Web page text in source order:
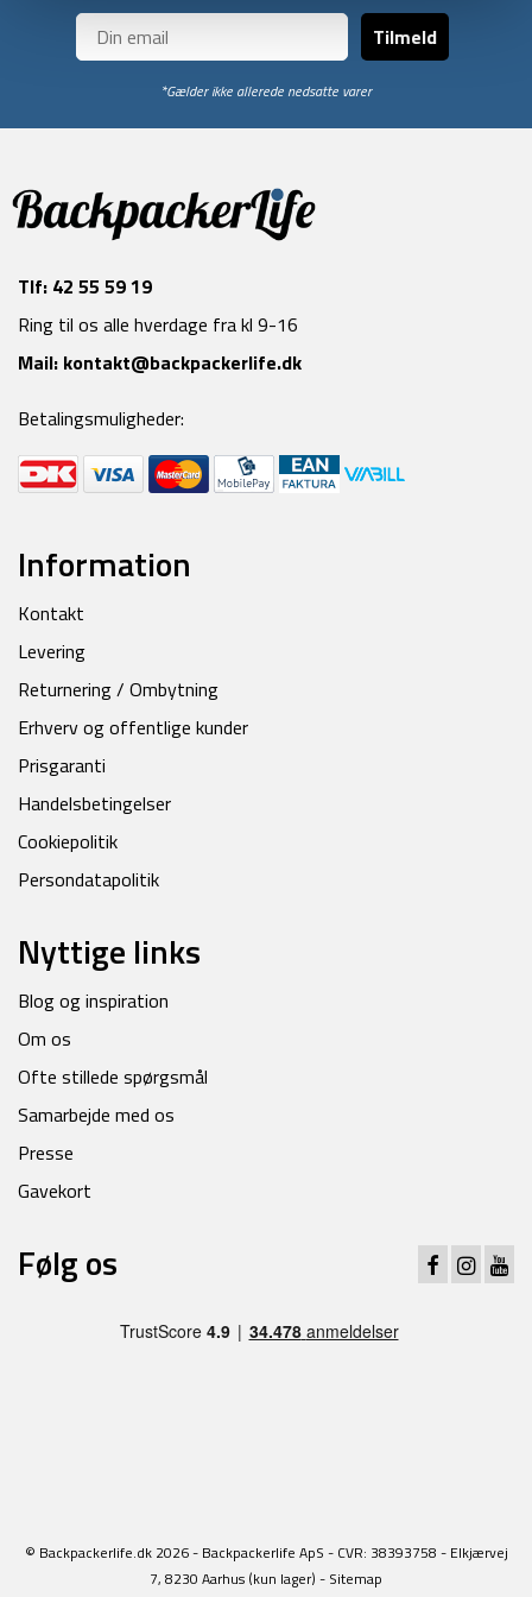
Tilmeld
*Gælder ikke allerede nedsatte varer
Tlf: 42 55 59 19
Ring til os alle hverdage fra kl 9-16
Mail: kontakt@backpackerlife.dk
Betalingsmuligheder:
Information
Kontakt
Levering
Returnering / Ombytning
Erhverv og offentlige kunder
Prisgaranti
Handelsbetingelser
Cookiepolitik
Persondatapolitik
Nyttige links
Blog og inspiration
Om os
Ofte stillede spørgsmål
Samarbejde med os
Presse
Gavekort
Følg os
© Backpackerlife.dk 2026 - Backpackerlife ApS - CVR: 38393758 - Elkjærvej
7, 8230 Aarhus (kun lager) - Sitemap